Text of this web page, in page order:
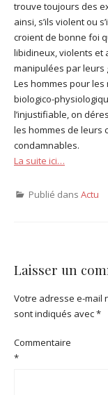
trouve toujours des
ainsi, s’ils violent ou
croient de bonne foi
libidineux, violents et
manipulées par leurs
Les hommes pour
biologico-
l’injustifiable, on
les hommes de leurs
condamnables.
La suite ici…
Publié dans Actu
Laisser un
Votre adresse e-mail
sont indiqués avec*
Commentaire
*